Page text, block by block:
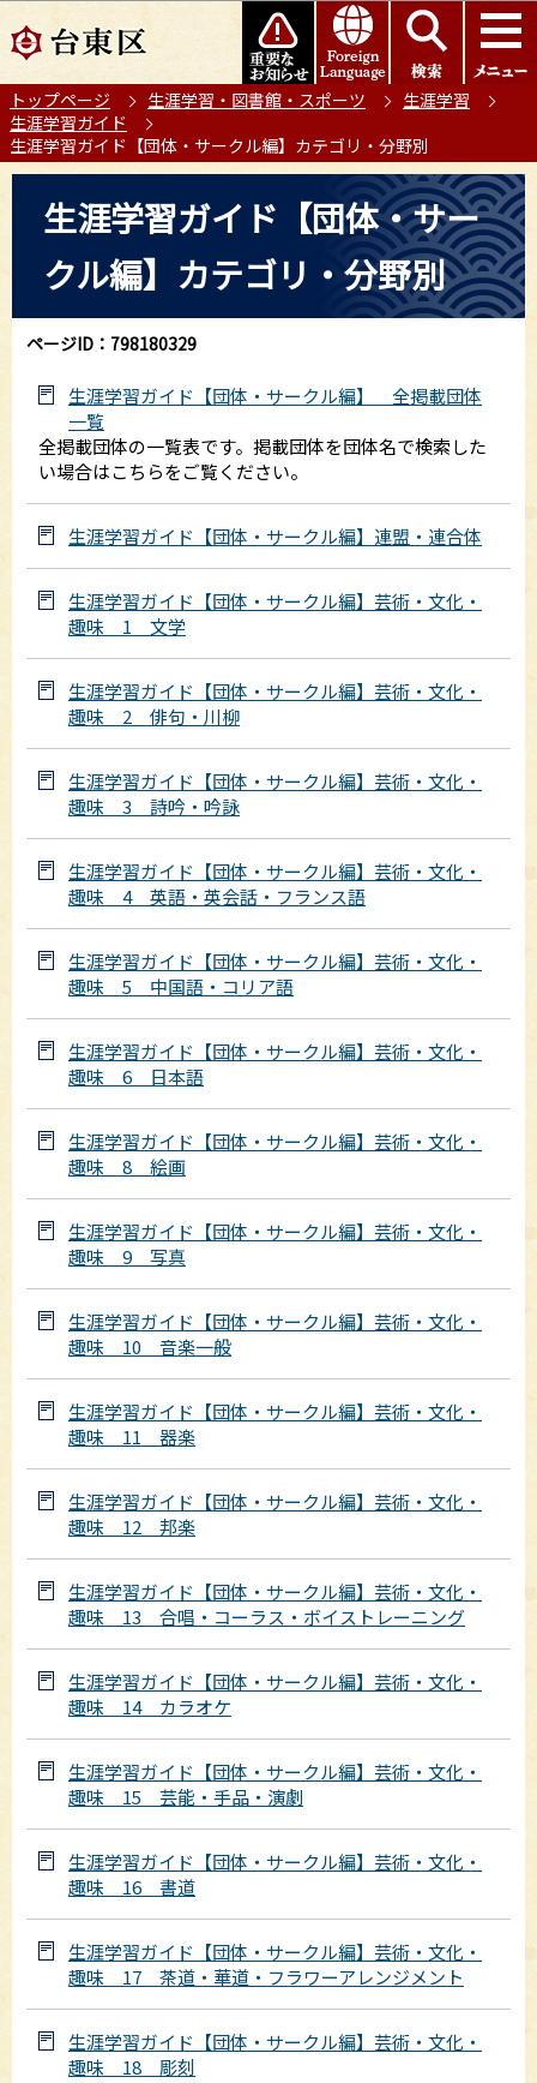
の
ー
ジ
の
このページの本文へ移動
トップページ 生涯学習・図書館・スポーツ
生涯学習
生涯学習ガイド
生涯学習ガイド【団体・サークル編】カテゴリ・分野別
ら
生涯学習ガイド【団体・サー
クル編】カテゴリ・分野別
ページID：798180329
生涯学習ガイド【団体・サークル編】 全掲載団体
一覧
全掲載団体の一覧表です。掲載団体を団体名で検索した
い場合はこちらをご覧ください。
生涯学習ガイド【団体・サークル編】連盟・連合体
生涯学習ガイド【団体・サークル編】芸術・文化・
趣味 1 文学
生涯学習ガイド【団体・サークル編】芸術・文化・
趣味 2 俳句・川柳
生涯学習ガイド【団体・サークル編】芸術・文化・
趣味 3 詩吟・吟詠
生涯学習ガイド【団体・サークル編】芸術・文化・
趣味 4 英語・英会話・フランス語
生涯学習ガイド【団体・サークル編】芸術・文化・
趣味 5 中国語・コリア語
生涯学習ガイド【団体・サークル編】芸術・文化・
趣味 6 日本語
生涯学習ガイド【団体・サークル編】芸術・文化・
趣味 8 絵画
生涯学習ガイド【団体・サークル編】芸術・文化・
趣味 9 写真
生涯学習ガイド【団体・サークル編】芸術・文化・
趣味 10 音楽一般
生涯学習ガイド【団体・サークル編】芸術・文化・
趣味 11 器楽
生涯学習ガイド【団体・サークル編】芸術・文化・
趣味 12 邦楽
生涯学習ガイド【団体・サークル編】芸術・文化・
趣味 13 合唱・コーラス・ボイストレーニング
生涯学習ガイド【団体・サークル編】芸術・文化・
趣味 14 カラオケ
生涯学習ガイド【団体・サークル編】芸術・文化・
趣味 15 芸能・手品・演劇
生涯学習ガイド【団体・サークル編】芸術・文化・
趣味 16 書道
生涯学習ガイド【団体・サークル編】芸術・文化・
趣味 17 茶道・華道・フラワーアレンジメント
生涯学習ガイド【団体・サークル編】芸術・文化・
趣味 18 彫刻